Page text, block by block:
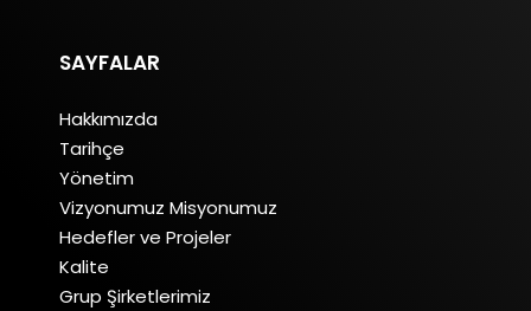
SAYFALAR
Hakkımızda
Tarihçe
Yönetim
Vizyonumuz Misyonumuz
Hedefler ve Projeler
Kalite
Grup Şirketlerimiz